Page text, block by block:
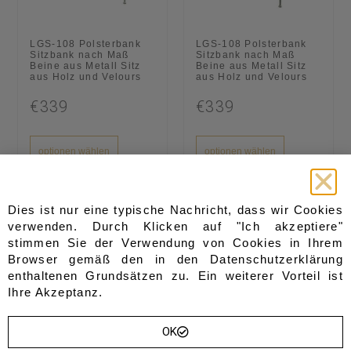
LGS-108 Polsterbank
Sitzbank nach Maß
Beine aus Metall Sitz
aus Holz und Velours
€339
optionen wählen
LGS-108 Polsterbank
Sitzbank nach Maß
Beine aus Metall Sitz
aus Holz und Velours
€339
optionen wählen
Dies ist nur eine typische Nachricht, dass wir Cookies
verwenden. Durch Klicken auf "Ich akzeptiere"
stimmen Sie der Verwendung von Cookies in Ihrem
Browser gemäß den in den Datenschutzerklärung
enthaltenen Grundsätzen zu. Ein weiterer Vorteil ist
Ihre Akzeptanz.
OK